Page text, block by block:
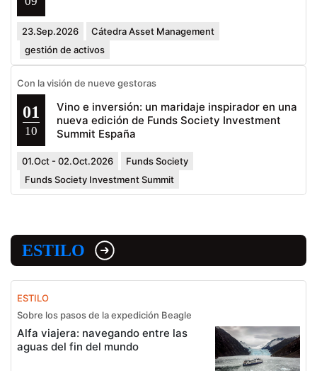
23.Sep.2026
Cátedra Asset Management
gestión de activos
Con la visión de nueve gestoras
01
10
Vino e inversión: un maridaje inspirador en una
nueva edición de Funds Society Investment
Summit España
01.Oct - 02.Oct.2026
Funds Society
Funds Society Investment Summit
ESTILO
ESTILO
Sobre los pasos de la expedición Beagle
Alfa viajera: navegando entre las
aguas del fin del mundo